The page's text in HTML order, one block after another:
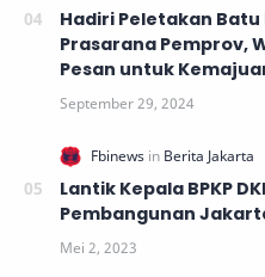
Hadiri Peletakan
Prasarana Pemprov,
Pesan untuk
Lantik Kepala BPKP
Pembangunan